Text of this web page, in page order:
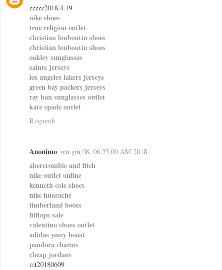
zzzzz2018.4.19
nike shoes
true religion outlet
christian louboutin shoes
christian louboutin shoes
oakley sunglasses
saints jerseys
los angeles lakers jerseys
green bay packers jerseys
ray ban sunglasses outlet
kate spade outlet
Rispondi
Anonimo ven giu 08, 06:35:00 AM 2018
abercrombie and fitch
nike outlet online
kenneth cole shoes
nike huarache
timberland boots
fitflops sale
valentino shoes outlet
adidas yeezy boost
pandora charms
cheap jordans
mt20180609